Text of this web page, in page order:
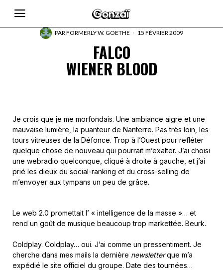
PARFORMERLY W. GOETHE 15 FÉVRIER 2009
FALCO
WIENER BLOOD
Je crois que je me morfondais. Une ambiance aigre et une
mauvaise lumière, la puanteur de Nanterre. Pas très loin, les
tours vitreuses de la Défonce. Trop à l’Ouest pour refléter
quelque chose de nouveau qui pourrait m’exalter. J’ai choisi
une webradio quelconque, cliqué à droite à gauche, et j’ai
prié les dieux du social-ranking et du cross-selling de
m’envoyer aux tympans un peu de grâce.
Le web 2.0 promettait l’ « intelligence de la masse »… et
rend un goût de musique beaucoup trop markettée. Beurk.
Coldplay. Coldplay… oui. J’ai comme un pressentiment. Je
cherche dans mes mails la dernière newsletter que m’a
expédié le site officiel du groupe. Date des tournées…